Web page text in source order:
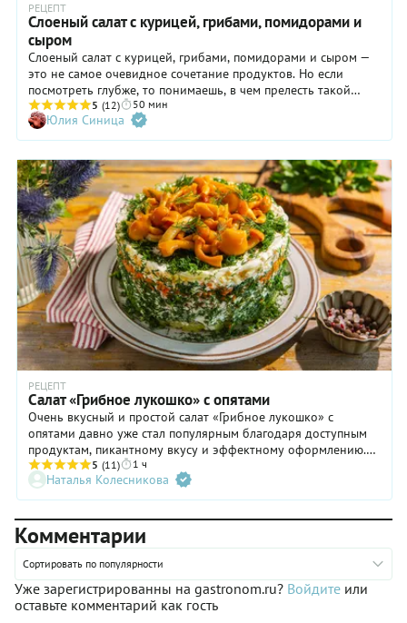
РЕЦЕПТ
Слоеный салат с курицей, грибами, помидорами и
сыром
Слоеный салат с курицей, грибами, помидорами и сыром —
это не самое очевидное сочетание продуктов. Но если
посмотреть глубже, то понимаешь, в чем прелесть такой
композиции. Что-то знакомое в ней есть, верно?
Представьте, что вы запекаете куриное филе по-
французски — с майонезом, жареными грибочками и лучком,
с ломтиками помидоров и сырной шапочкой. Очень вкусно.
Вот вам и разгадка. Этот салат — своего рода курица по-
французски в холодном виде. Сытно и свежо. Не сказать, что
это блюдо для какого-то большого праздника, но для
застолья с друзьями вполне сгодится. Так что держите
рецепт слоеного салата с курицей, грибами и помидорами
под шапкой сыра. Мы взяли сулугуни для разнообразия. Вы
можете взять любой другой полутвердый сыр.
5 (12) 50 мин
Юлия Синица
РЕЦЕПТ
Салат «Грибное лукошко» с опятами
Очень вкусный и простой салат «Грибное лукошко» с
опятами давно уже стал популярным благодаря доступным
продуктам, пикантному вкусу и эффектному оформлению.
Главное, найти красивые маринованные опята и промыть и
от излишков уксуса. Конечно, домашние маринованные
опята были бы куда полезнее, но у них не такой
привлекательный вид. Большой плюс этого салата, что
допустимо менять ингредиенты, так, например, мясной
компонент может быть любой: вареное или копченое филе
курицы, индейки, или ветчина и даже колбаса. Вместо
маринованных огурцов можно добавить корейскую
морковь, а кто не любит лук, может заменить его тертым
сыром.
5 (11) 1 ч
Наталья Колесникова
Комментарии
Сортировать по популярности
Уже зарегистрированны на gastronom.ru? Войдите или
оставьте комментарий как гость